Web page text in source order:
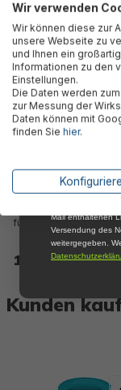
Flowclear™ PE-
für 244 cm Pools,
12,95 €*
Kunden
Wir verwenden
Wir können diese zur
unsere Webseite zu
und Ihnen ein
Informationen zu den
Einstellungen.
Die Daten werden
zur Messung der
Daten können mit
finden Sie hier.
bei
Email
*Mit der
Mail über aktuelle
Mail enthaltenen
Versendung des
weitergegeben.